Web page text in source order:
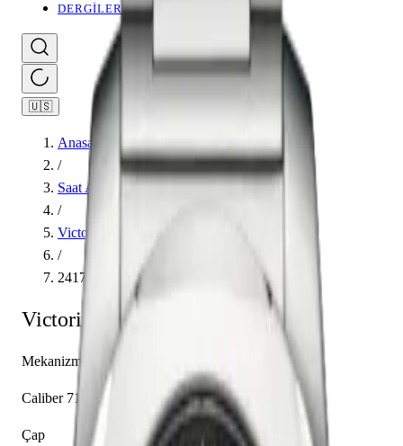
DERGİLER
🇺🇸
Anasayfa
/
Saat Ansiklopedisi
/
Victorinox
/
241725.1
Victorinox I.N.O.X. 241725.1
Mekanizma
Caliber 715
Çap